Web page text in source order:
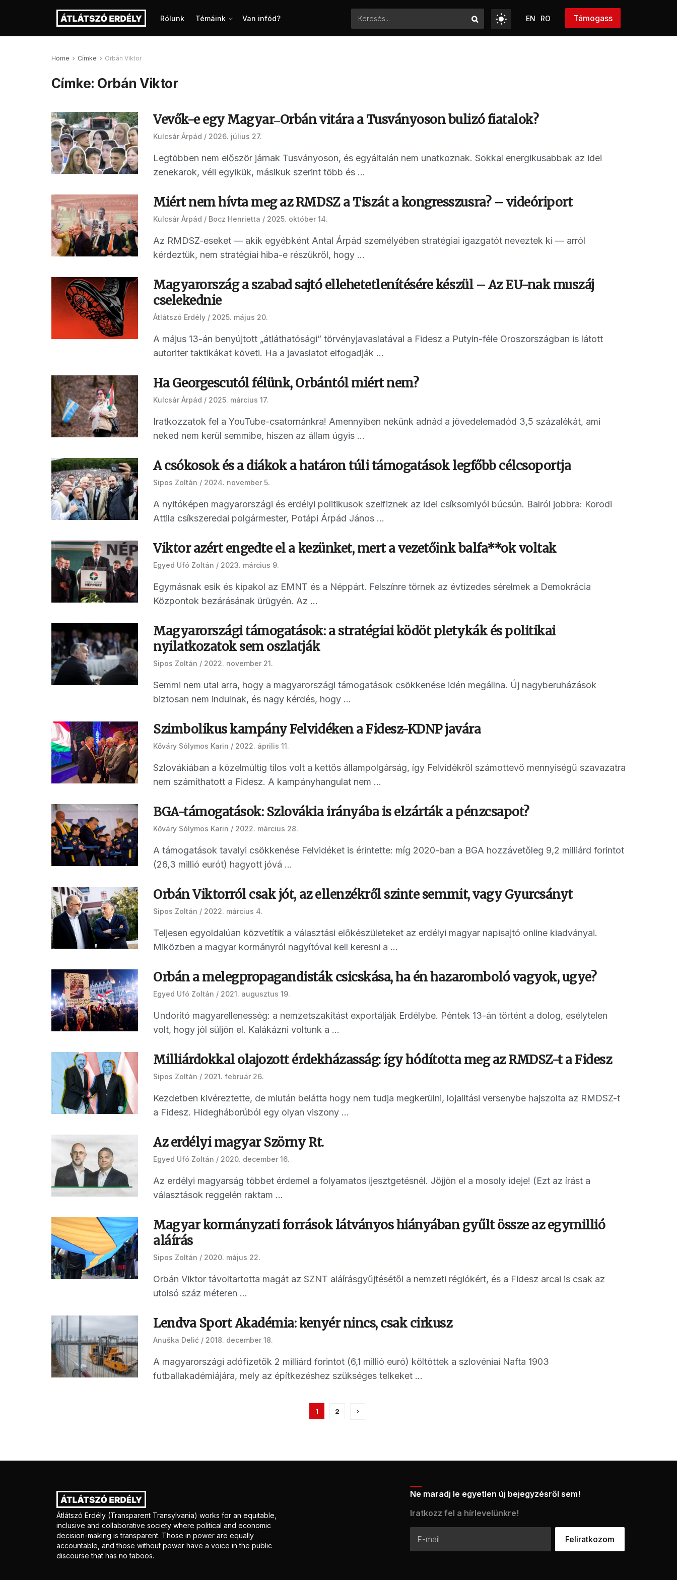
Rólunk Témáink Van infód? EN RO Támogass
Home Címke Orbán Viktor
Címke: Orbán Viktor
Vevők-e egy Magyar‒Orbán vitára a Tusványoson bulizó fiatalok?
Kulcsár Árpád 2026. július 27.
Legtöbben nem először járnak Tusványoson, és egyáltalán nem unatkoznak. Sokkal energikusabbak az idei
zenekarok, véli egyikük, másikuk szerint több és ...
Miért nem hívta meg az RMDSZ a Tiszát a kongresszusra? – videóriport
Kulcsár Árpád Bocz Henrietta 2025. október 14.
Az RMDSZ-eseket — akik egyébként Antal Árpád személyében stratégiai igazgatót neveztek ki — arról
kérdeztük, nem stratégiai hiba-e részükről, hogy ...
Magyarország a szabad sajtó ellehetetlenítésére készül – Az EU-nak muszáj
cselekednie
Átlátszó Erdély 2025. május 20.
A május 13-án benyújtott „átláthatósági” törvényjavaslatával a Fidesz a Putyin-féle Oroszországban is látott
autoriter taktikákat követi. Ha a javaslatot elfogadják ...
Ha Georgescutól félünk, Orbántól miért nem?
Kulcsár Árpád 2025. március 17.
Iratkozzatok fel a YouTube-csatornánkra! Amennyiben nekünk adnád a jövedelemadód 3,5 százalékát, ami
neked nem kerül semmibe, hiszen az állam úgyis ...
A csókosok és a diákok a határon túli támogatások legfőbb célcsoportja
Sipos Zoltán 2024. november 5.
A nyitóképen magyarországi és erdélyi politikusok szelfiznek az idei csíksomlyói búcsún. Balról jobbra: Korodi
Attila csíkszeredai polgármester, Potápi Árpád János ...
Viktor azért engedte el a kezünket, mert a vezetőink balfa**ok voltak
Egyed Ufó Zoltán 2023. március 9.
Egymásnak esik és kipakol az EMNT és a Néppárt. Felszínre törnek az évtizedes sérelmek a Demokrácia
Központok bezárásának ürügyén. Az ...
Magyarországi támogatások: a stratégiai ködöt pletykák és politikai
nyilatkozatok sem oszlatják
Sipos Zoltán 2022. november 21.
Semmi nem utal arra, hogy a magyarországi támogatások csökkenése idén megállna. Új nagyberuházások
biztosan nem indulnak, és nagy kérdés, hogy ...
Szimbolikus kampány Felvidéken a Fidesz-KDNP javára
Kőváry Sólymos Karin 2022. április 11.
Szlovákiában a közelmúltig tilos volt a kettős állampolgárság, így Felvidékről számottevő mennyiségű szavazatra
nem számíthatott a Fidesz. A kampányhangulat nem ...
BGA-támogatások: Szlovákia irányába is elzárták a pénzcsapot?
Kőváry Sólymos Karin 2022. március 28.
A támogatások tavalyi csökkenése Felvidéket is érintette: míg 2020-ban a BGA hozzávetőleg 9,2 milliárd forintot
(26,3 millió eurót) hagyott jóvá ...
Orbán Viktorról csak jót, az ellenzékről szinte semmit, vagy Gyurcsányt
Sipos Zoltán 2022. március 4.
Teljesen egyoldalúan közvetítik a választási előkészületeket az erdélyi magyar napisajtó online kiadványai.
Miközben a magyar kormányról nagyítóval kell keresni a ...
Orbán a melegpropagandisták csicskása, ha én hazaromboló vagyok, ugye?
Egyed Ufó Zoltán 2021. augusztus 19.
Undorító magyarellenesség: a nemzetszakítást exportálják Erdélybe. Péntek 13-án történt a dolog, esélytelen
volt, hogy jól süljön el. Kalákázni voltunk a ...
Milliárdokkal olajozott érdekházasság: így hódította meg az RMDSZ-t a Fidesz
Sipos Zoltán 2021. február 26.
Kezdetben kivéreztette, de miután belátta hogy nem tudja megkerülni, lojalitási versenybe hajszolta az RMDSZ-t
a Fidesz. Hidegháborúból egy olyan viszony ...
Az erdélyi magyar Szörny Rt.
Egyed Ufó Zoltán 2020. december 16.
Az erdélyi magyarság többet érdemel a folyamatos ijesztgetésnél. Jöjjön el a mosoly ideje! (Ezt az írást a
választások reggelén raktam ...
Magyar kormányzati források látványos hiányában gyűlt össze az egymillió
aláírás
Sipos Zoltán 2020. május 22.
Orbán Viktor távoltartotta magát az SZNT aláírásgyűjtésétől a nemzeti régiókért, és a Fidesz arcai is csak az
utolsó száz méteren ...
Lendva Sport Akadémia: kenyér nincs, csak cirkusz
Anuška Delić 2018. december 18.
A magyarországi adófizetők 2 milliárd forintot (6,1 millió euró) költöttek a szlovéniai Nafta 1903
futballakadémiájára, mely az építkezéshez szükséges telkeket ...
1 2
Átlátszó Erdély (Transparent Transylvania) works for an equitable,
inclusive and collaborative society where political and economic
decision-making is transparent. Those in power are equally
accountable, and those without power have a voice in the public
discourse that has no taboos.
Ne maradj le egyetlen új bejegyzésről sem!
Iratkozz fel a hírlevelünkre!